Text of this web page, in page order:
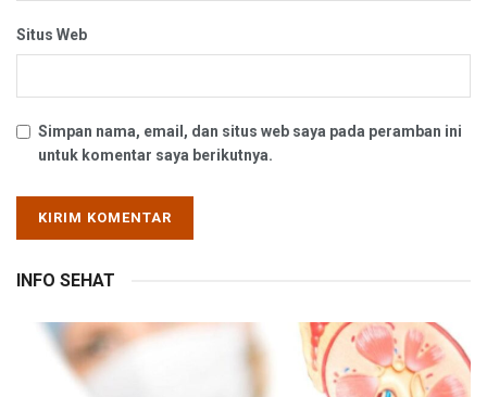
Situs Web
Simpan nama, email, dan situs web saya pada peramban ini
untuk komentar saya berikutnya.
INFO SEHAT